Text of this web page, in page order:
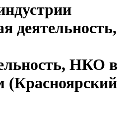
деятельность,
НКО в
(Красноярский